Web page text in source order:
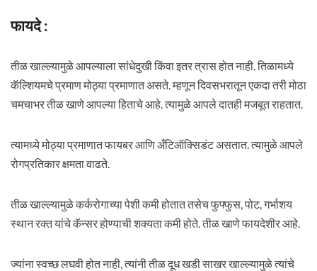
फायदे :
तीळ खाल्ल्यामुळे आपल्याला सांधेदुखी किंवा इतर त्रास होत नाही. तिळामध्ये
कॅल्शियमचे प्रमाण मोठ्या प्रमाणात असते. म्हणून दिवसभरातून एकदा तरी मोठा
चमचाभर तीळ खाणे आपल्या हिताचे आहे. त्यामुळे आपले दातही मजबूत राहतात.
त्यामध्ये मोठ्या प्रमाणात फायबर आणि अँटिऑक्सिडंट असतात. त्यामुळे आपले
रोगप्रतिकार क्षमता वाढते.
तीळ खाल्ल्यामुळे कर्करोगाच्या पेशी कमी होतात तसेच फुफ्फुस, पोट, गर्भाशय
स्थान रक्त यांचे कॅन्सर होण्याची शक्यता कमी होते. तीळ खाणे फायदेशीर आहे.
ज्यांना स्वच्छ लघवी होत नाही, त्यांनी तीळ दूध खडी साखर खाल्ल्यामुळे त्यांचे